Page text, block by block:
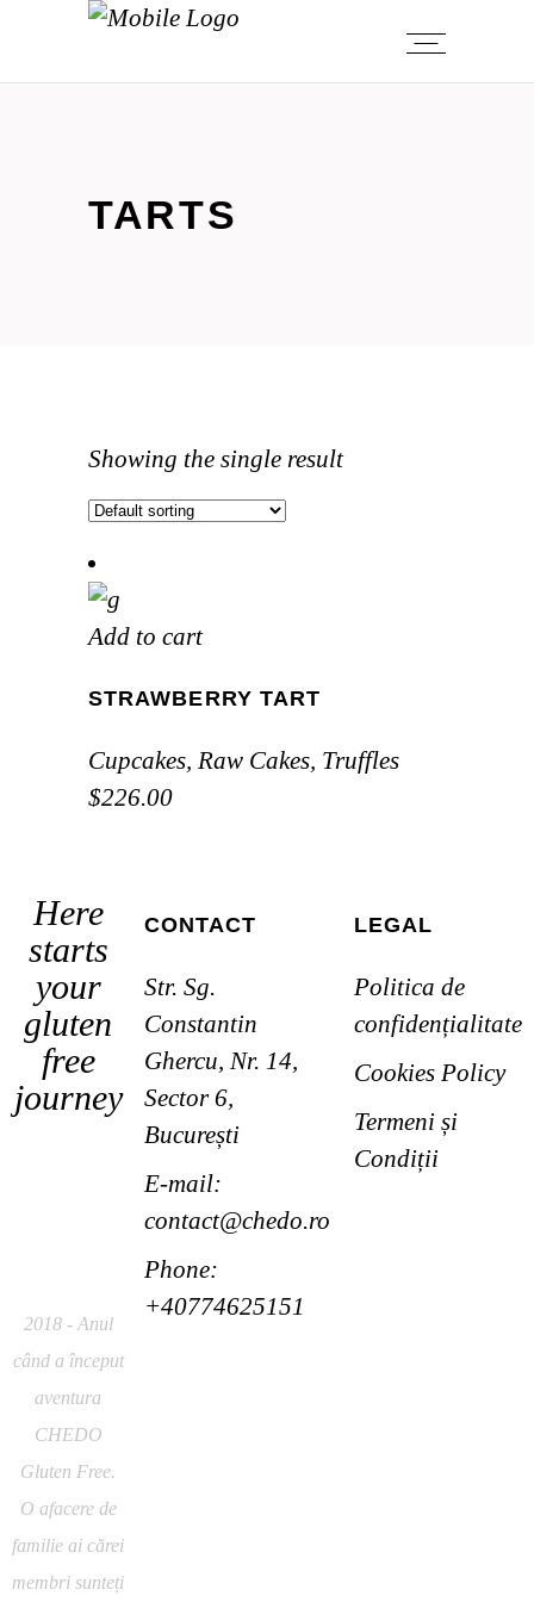
TARTS
Showing the single result
Add to cart
STRAWBERRY TART
Cupcakes, Raw Cakes, Truffles
$226.00
Here
starts
your
gluten
free
journey
2018 - Anul
când a început
aventura
CHEDO
Gluten Free.
O afacere de
familie ai cărei
membri sunteți
CONTACT
Str. Sg.
Constantin
Ghercu, Nr. 14,
Sector 6,
București
E-mail:
contact@chedo.ro
Phone:
+40774625151
LEGAL
Politica de
confidențialitate
Cookies Policy
Termeni și
Condiții